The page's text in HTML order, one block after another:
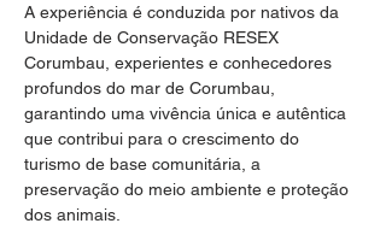
A experiência é conduzida por nativos da
Unidade de Conservação RESEX
Corumbau, experientes e conhecedores
profundos do mar de Corumbau,
garantindo uma vivência única e autêntica
que contribui para o crescimento do
turismo de base comunitária, a
preservação do meio ambiente e proteção
dos animais.